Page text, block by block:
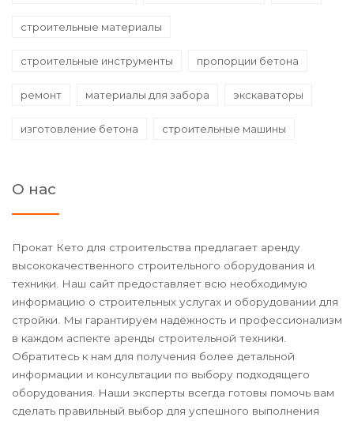
строительные материалы
строительные инструменты пропорции бетона
ремонт материалы для забора экскаваторы
изготовление бетона строительные машины
О нас
Прокат Кето для строительства предлагает аренду
высококачественного строительного оборудования и
техники. Наш сайт предоставляет всю необходимую
информацию о строительных услугах и оборудовании для
стройки. Мы гарантируем надёжность и профессионализм
в каждом аспекте аренды строительной техники.
Обратитесь к нам для получения более детальной
информации и консультации по выбору подходящего
оборудования. Наши эксперты всегда готовы помочь вам
сделать правильный выбор для успешного выполнения